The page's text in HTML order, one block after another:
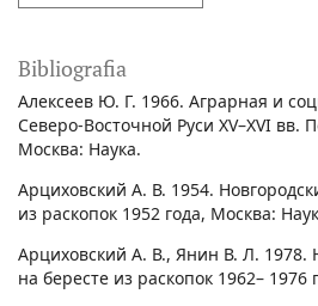
Bibliografia
Алексеев Ю. Г. 1966. Аграрная и
Северо-Восточной Руси XV–XVI вв.
Москва: Наука.
Арциховский А. В. 1954.
из раскопок 1952 года, Москва:
Арциховский А. В., Янин В. Л. 1978.
на бересте из раскопок 1962– 1976